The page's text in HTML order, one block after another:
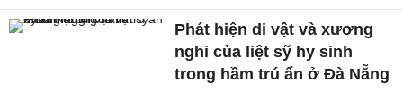
Phát hiện di vật và xương
nghi của liệt sỹ hy sinh
trong hầm trú ẩn ở Đà Nẵng